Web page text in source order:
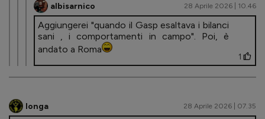
albisarnico 28 Aprile 2026 | 10.46
Aggiungerei "quando il Gasp esaltava i bilanci
sani , i comportamenti in campo". Poi, è
andato a Roma
1
longa 28 Aprile 2026 | 07.35